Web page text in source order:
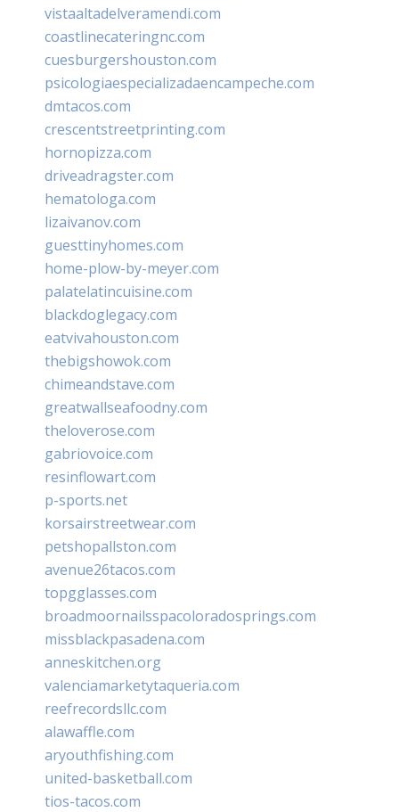
vistaaltadelveramendi.com
coastlinecateringnc.com
cuesburgershouston.com
psicologiaespecializadaencampeche.com
dmtacos.com
crescentstreetprinting.com
hornopizza.com
driveadragster.com
hematologa.com
lizaivanov.com
guesttinyhomes.com
home-plow-by-meyer.com
palatelatincuisine.com
blackdoglegacy.com
eatvivahouston.com
thebigshowok.com
chimeandstave.com
greatwallseafoodny.com
theloverose.com
gabriovoice.com
resinflowart.com
p-sports.net
korsairstreetwear.com
petshopallston.com
avenue26tacos.com
topgglasses.com
broadmoornailsspacoloradosprings.com
missblackpasadena.com
anneskitchen.org
valenciamarketytaqueria.com
reefrecordsllc.com
alawaffle.com
aryouthfishing.com
united-basketball.com
tios-tacos.com